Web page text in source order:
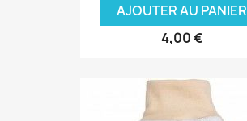
AJOUTER AU PANIER
4,00 €